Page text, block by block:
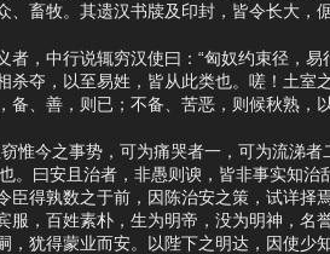
、畜牧。其遗汉书牍及印封，皆令长大，
，中行说辄穷汉使曰：“匈奴约束径，易
杀夺，以至易姓，皆从此类也。嗟！土
备、善，则已；不备、苦恶，则候秋熟，
今之事势，可为痛哭者一，可为流涕者
。曰安且治者，非愚则谀，皆非事实知
臣得孰数之于前，因陈治安之策，试详
服，百姓素朴，生为明帝，没为明神，
，犹得蒙业而安。以陛下之明达，因使少